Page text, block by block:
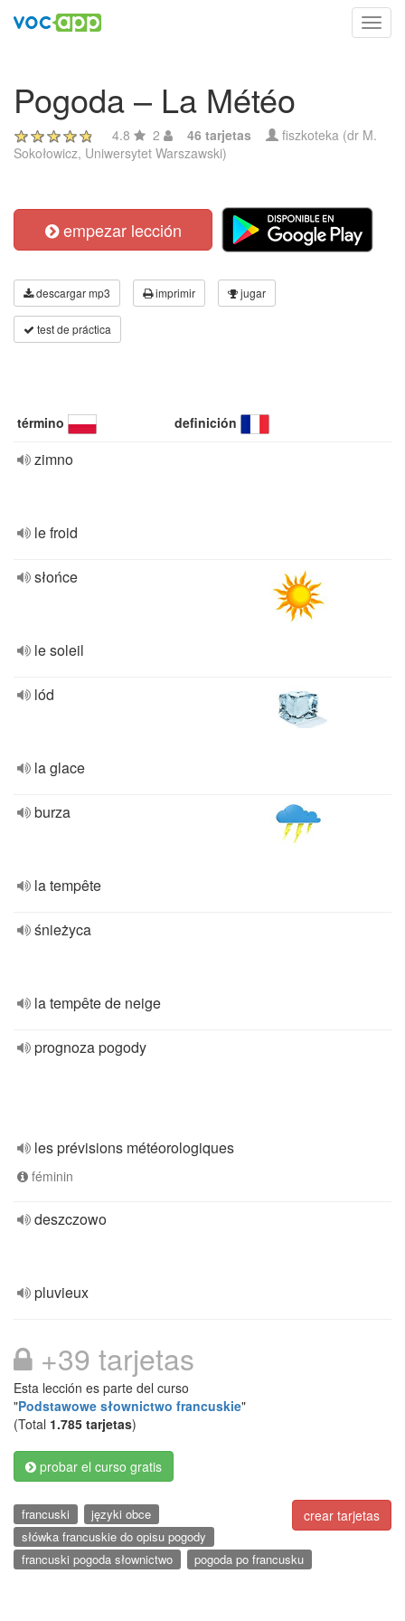
Pogoda – La Météo
4.8 2 46 tarjetas
fiszkoteka (dr M.
Sokołowicz, Uniwersytet Warszawski)
empezar lección
descargar mp3 imprimir jugar
test de práctica
término definición
zimno
le froid
słońce
le soleil
lód
la glace
burza
la tempête
śnieżyca
la tempête de neige
prognoza pogody
les prévisions météorologiques
féminin
deszczowo
pluvieux
+39 tarjetas
Esta lección es parte del curso
"Podstawowe słownictwo francuskie"
(Total 1.785 tarjetas)
probar el curso gratis
crear tarjetas
francuski
języki obce
słówka francuskie do opisu pogody
francuski pogoda słownictwo
pogoda po francusku